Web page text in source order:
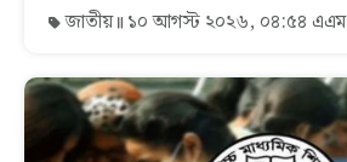
জাতীয় ১০ আগস্ট ২০২৬, ০৪:৫৪ এএম